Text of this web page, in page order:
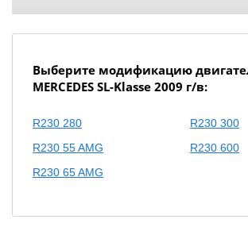
Выберите модификацию
MERCEDES SL-Klasse 2009 г/в:
R230 280
R230 300
R230 55 AMG
R230 600
R230 65 AMG